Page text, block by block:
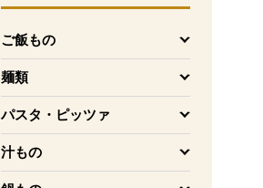
ご飯もの
を開く
麺類
を開く
パスタ・ピッツァ
を開く
汁もの
を開く